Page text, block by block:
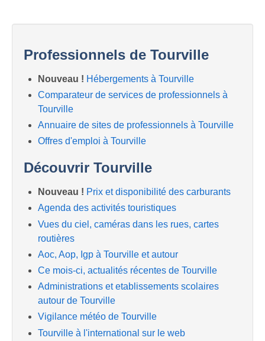
Professionnels de Tourville
Nouveau ! Hébergements à Tourville
Comparateur de services de professionnels à
Tourville
Annuaire de sites de professionnels à Tourville
Offres d'emploi à Tourville
Découvrir Tourville
Nouveau ! Prix et disponibilité des carburants
Agenda des activités touristiques
Vues du ciel, caméras dans les rues, cartes
routières
Aoc, Aop, Igp à Tourville et autour
Ce mois-ci, actualités récentes de Tourville
Administrations et etablissements scolaires
autour de Tourville
Vigilance météo de Tourville
Tourville à l'international sur le web